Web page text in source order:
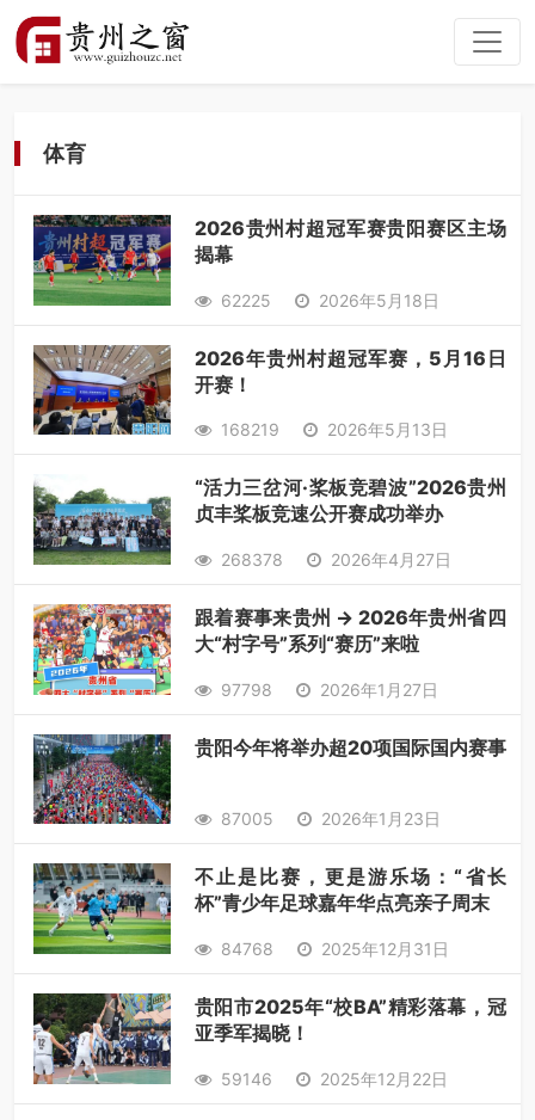
体育
2026贵州村超冠军赛贵阳赛区主场
揭幕
62225 2026年5月18日
2026年贵州村超冠军赛，5月16日
开赛！
168219 2026年5月13日
“活力三岔河·桨板竞碧波”2026贵州
贞丰桨板竞速公开赛成功举办
268378 2026年4月27日
跟着赛事来贵州 → 2026年贵州省四
大“村字号”系列“赛历”来啦
97798 2026年1月27日
贵阳今年将举办超20项国际国内赛事
87005 2026年1月23日
不止是比赛，更是游乐场：“省长
杯”青少年足球嘉年华点亮亲子周末
84768 2025年12月31日
贵阳市2025年“校BA”精彩落幕，冠
亚季军揭晓！
59146 2025年12月22日